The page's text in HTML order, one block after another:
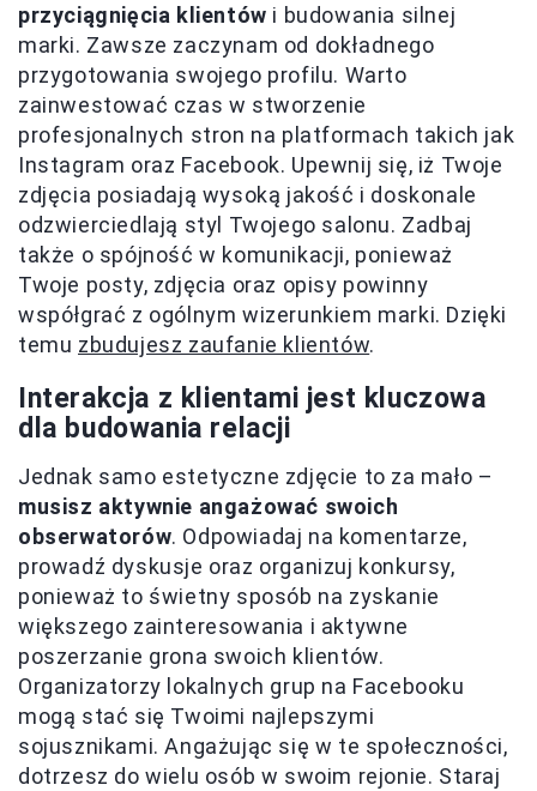
przyciągnięcia klientów i budowania silnej
marki. Zawsze zaczynam od dokładnego
przygotowania swojego profilu. Warto
zainwestować czas w stworzenie
profesjonalnych stron na platformach takich jak
Instagram oraz Facebook. Upewnij się, iż Twoje
zdjęcia posiadają wysoką jakość i doskonale
odzwierciedlają styl Twojego salonu. Zadbaj
także o spójność w komunikacji, ponieważ
Twoje posty, zdjęcia oraz opisy powinny
współgrać z ogólnym wizerunkiem marki. Dzięki
temu zbudujesz zaufanie klientów.
Interakcja z klientami jest kluczowa
dla budowania relacji
Jednak samo estetyczne zdjęcie to za mało –
musisz aktywnie angażować swoich
obserwatorów. Odpowiadaj na komentarze,
prowadź dyskusje oraz organizuj konkursy,
ponieważ to świetny sposób na zyskanie
większego zainteresowania i aktywne
poszerzanie grona swoich klientów.
Organizatorzy lokalnych grup na Facebooku
mogą stać się Twoimi najlepszymi
sojusznikami. Angażując się w te społeczności,
dotrzesz do wielu osób w swoim rejonie. Staraj